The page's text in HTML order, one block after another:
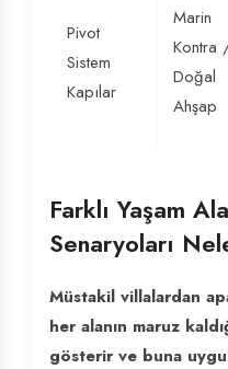
Pivot
Sistem
Kapılar
Marin
Kontra
Doğal
Ahşap
Farklı Yaşam
Senaryoları
Müstakil villalardan
her alanın maruz
gösterir ve buna